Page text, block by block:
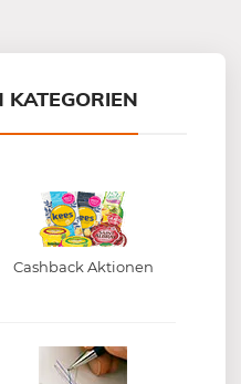
Cashback Aktionen